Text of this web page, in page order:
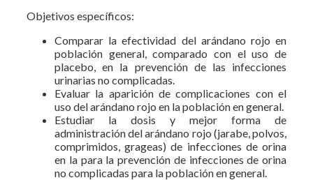
Objetivos específicos:
Comparar la efectividad del arándano rojo en
población general, comparado con el uso de
placebo, en la prevención de las infecciones
urinarias no complicadas.
Evaluar la aparición de complicaciones con el
uso del arándano rojo en la población en general.
Estudiar la dosis y mejor forma de
administración del arándano rojo (jarabe, polvos,
comprimidos, grageas) de infecciones de orina
en la para la prevención de infecciones de orina
no complicadas para la población en general.